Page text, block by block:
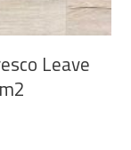
Leave